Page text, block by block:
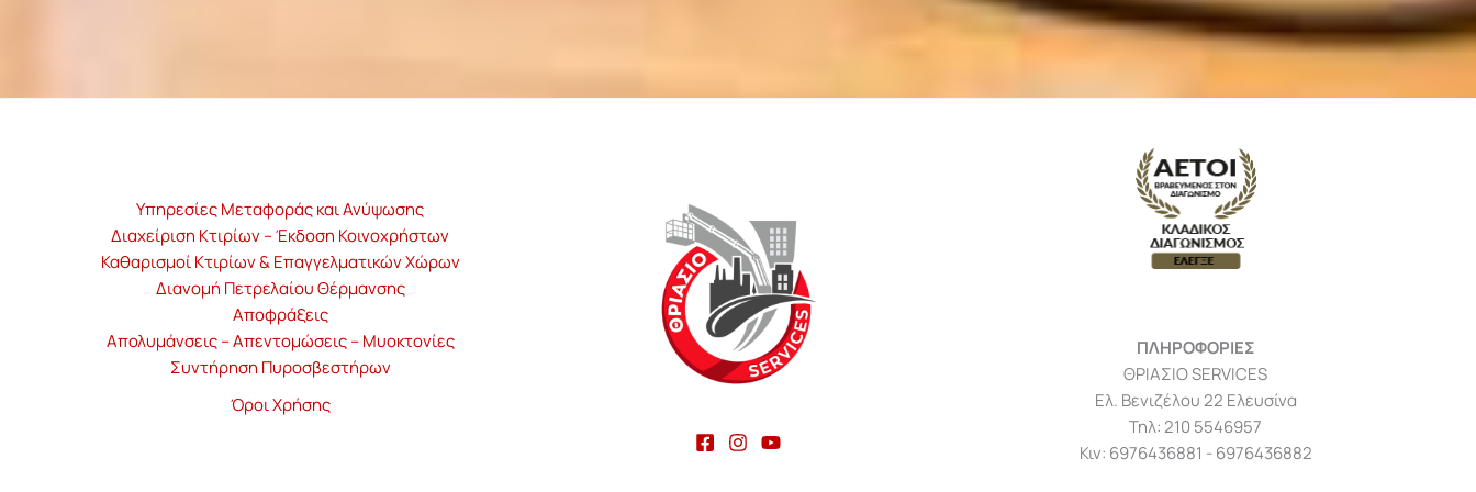
Υπηρεσίες Μεταφοράς και Ανύψωσης
Διαχείριση Κτιρίων – Έκδοση Κοινοχρήστων
Καθαρισμοί Κτιρίων & Επαγγελματικών Χώρων
Διανομή Πετρελαίου Θέρμανσης
Αποφράξεις
Απολυμάνσεις – Απεντομώσεις – Μυοκτονίες
Συντήρηση Πυροσβεστήρων
Όροι Χρήσης
ΠΛΗΡΟΦΟΡΙΕΣ
ΘΡΙΑΣΙΟ SERVICES
Ελ. Βενιζέλου 22 Ελευσίνα
Τηλ: 210 5546957
Κιν: 6976436881 - 6976436882